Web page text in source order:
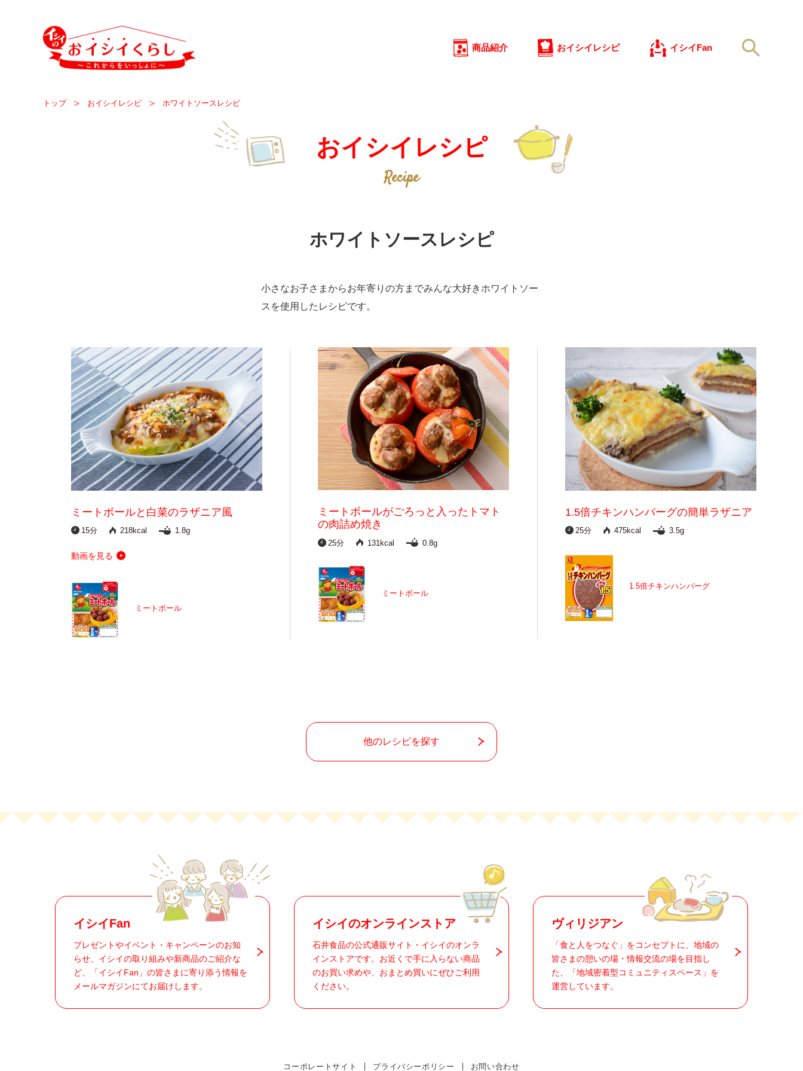
商品紹介 おイシイレシピ イシイFan
トップ おイシイレシピ ホワイトソースレシピ
おイシイレシピ
Recipe
ホワイトソースレシピ
小さなお子さまからお年寄りの方までみんな大好きホワイトソー
スを使用したレシピです。
ミートボールと白菜のラザニア風
15分 218kcal 1.8g
動画を見る
ミートボール
ミートボールがごろっと入ったトマト
の肉詰め焼き
25分 131kcal 0.8g
ミートボール
1.5倍チキンハンバーグの簡単ラザニア
25分 475kcal 3.5g
1.5倍チキンハンバーグ
他のレシピを探す
イシイFan
プレゼントやイベント・キャンペーンのお知
らせ、イシイの取り組みや新商品のご紹介な
ど、「イシイFan」の皆さまに寄り添う情報を
メールマガジンにてお届けします。
イシイのオンラインストア
石井食品の公式通販サイト・イシイのオンラ
インストアです。お近くで手に入らない商品
のお買い求めや、おまとめ買いにぜひご利用
ください。
ヴィリジアン
「食と人をつなぐ」をコンセプトに、地域の
皆さまの憩いの場・情報交流の場を目指し
た、「地域密着型コミュニティスペース」を
運営しています。
コーポレートサイト プライバシーポリシー お問い合わせ